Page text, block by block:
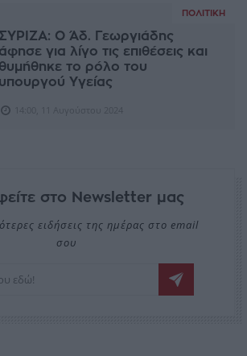
ΠΟΛΙΤΙΚΉ
ΣΥΡΙΖΑ: Ο Άδ. Γεωργιάδης
άφησε για λίγο τις επιθέσεις και
θυμήθηκε το ρόλο του
υπουργού Υγείας
στο Newsletter μας
ειδήσεις της ημέρας στο email
σου